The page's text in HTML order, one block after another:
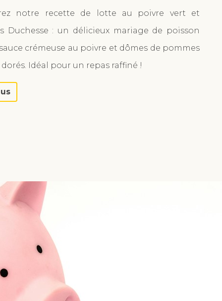
notre recette de lotte au poivre vert et
Duchesse : un délicieux mariage de poisson
crémeuse au poivre et dômes de pommes
Idéal pour un repas raffiné !